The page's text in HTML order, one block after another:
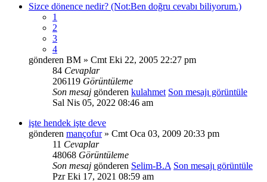
Sizce dönence nedir? (Not:Ben doğru cevabı biliyorum.)
1
2
3
4
gönderen BM » Cmt Eki 22, 2005 22:27 pm
84 Cevaplar
206119 Görüntüleme
Son mesaj gönderen kulahmet Son mesajı görüntüle
Sal Nis 05, 2022 08:46 am
işte hendek işte deve
gönderen mançofur» Cmt Oca 03, 2009 20:33 pm
11 Cevaplar
48068 Görüntüleme
Son mesaj gönderen Selim-B.A Son mesajı görüntüle
Pzr Eki 17, 2021 08:59 am